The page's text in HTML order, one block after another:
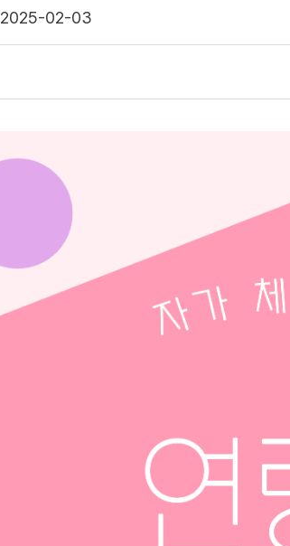
2025-02-03